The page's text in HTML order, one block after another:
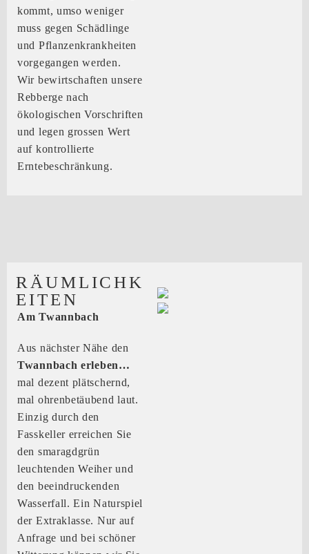
kommt, umso weniger
muss gegen Schädlinge
und Pflanzenkrankheiten
vorgegangen werden.
Wir bewirtschaften unsere
Rebberge nach
ökologischen Vorschriften
und legen grossen Wert
auf kontrollierte
Erntebeschränkung.
RÄUMLICHK
EITEN
Am Twannbach
Aus nächster Nähe den
Twannbach erleben…
mal dezent plätschernd,
mal ohrenbetäubend laut.
Einzig durch den
Fasskeller erreichen Sie
den smaragdgrün
leuchtenden Weiher und
den beeindruckenden
Wasserfall. Ein Naturspiel
der Extraklasse. Nur auf
Anfrage und bei schöner